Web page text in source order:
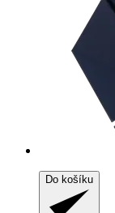
Do košíku